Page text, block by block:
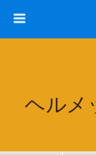
ヘルメ